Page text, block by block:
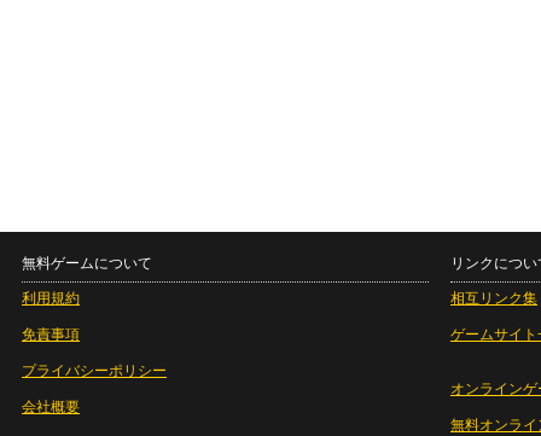
無料ゲームについて
利用規約
免責事項
プライバシーポリシー
会社概要
リンクについ
相互リンク集
ゲームサイト
オンラインゲ
無料オンライ